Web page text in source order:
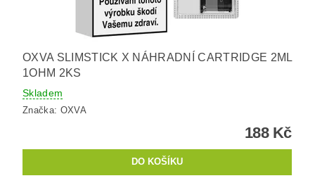
OXVA SLIMSTICK X NÁHRADNÍ CARTRIDGE 2ML
1OHM 2KS
Skladem
Značka: OXVA
188 Kč